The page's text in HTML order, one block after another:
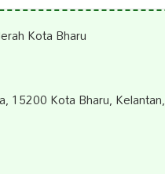
15200 Kota Bharu, Kelantan,